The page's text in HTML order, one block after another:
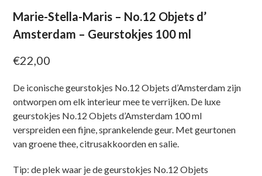
Marie-Stella-Maris – No.12 Objets d’
Amsterdam – Geurstokjes 100 ml
€22,00
De iconische geurstokjes No.12 Objets d’Amsterdam zijn
ontworpen om elk interieur mee te verrijken. De luxe
geurstokjes No.12 Objets d’Amsterdam 100 ml
verspreiden een fijne, sprankelende geur. Met geurtonen
van groene thee, citrusakkoorden en salie.
Tip: de plek waar je de geurstokjes No.12 Objets